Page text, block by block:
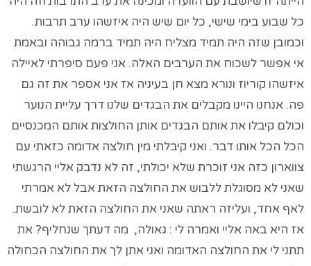
כל שבוע בימי שישי, כל יום שיש היה איזשהו ערב תרבות.
וכמובן שזה היה תמיד מצליח היה תמיד ברמה גבוהה ובאמת
אי אפשר לשכוח את הערבים האלה. אני פעם סיפרתי לאיילה
איזשהו קוריוז ונורא מצא חן בעיניה אז אני אספר את זה גם
פה. אנחנו היינו מקבלים את הבגדים שלנו דרך עליית הנוער
וכולם קיבלו את אותם הבגדים אותן החולצות אותם המכנסיים
הכל הכל אותו דבר. ואני קיבלתי מין חולצה אדומה כזאתי עם
צווארון כזה אני זוכרת שלא יכולתי, זה לא נדבק אליי הרגשתי
שאני לא מסוגלת ללבוש את החולצה הזאת אבל לא אמרתי
לאף אחד, ועליזה ראתה שאני את החולצה הזאת לא לובשת.
אז היא באה אליי ואמרה לי : גאולה, מה דעתך שנחליף? את
תתני לי את החולצה האדומה ואני אתן לך את החולצה הכחולה